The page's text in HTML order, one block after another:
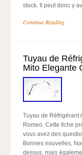
stock. Il peut donc y
Continue Reading
Tuyau de
Mito Elegante
Tuyau de Réfrigérant
Romeo. Cette fiche
vous avez des
Bonnes nouvelles,
dessus, mais